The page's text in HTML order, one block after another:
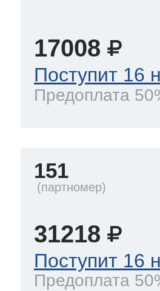
17008
Поступит 16
Предоплата
151
31218
Поступит 16
Предоплата